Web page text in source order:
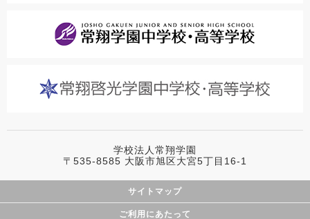
学校法人常翔学園
〒535-8585 大阪市旭区大宮5丁目16-1
サイトマップ
ご利用にあたって